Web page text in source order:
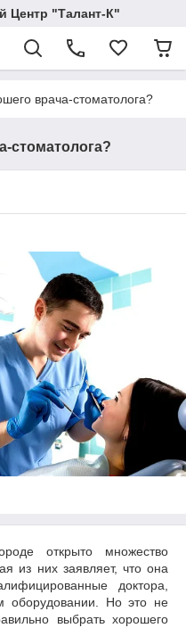
Центр "Талант-К"
врача-стоматолога?
стоматолога?
открыто множество
из них заявляет, что она
доктора,
оборудовании. Но это не
выбрать хорошего